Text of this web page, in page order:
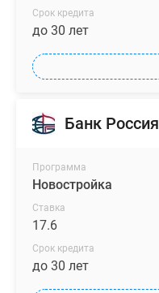
Срок кредита
до 30 лет
Банк Россия
Программа
Новостройка
Ставка
17.6
Срок кредита
до 30 лет